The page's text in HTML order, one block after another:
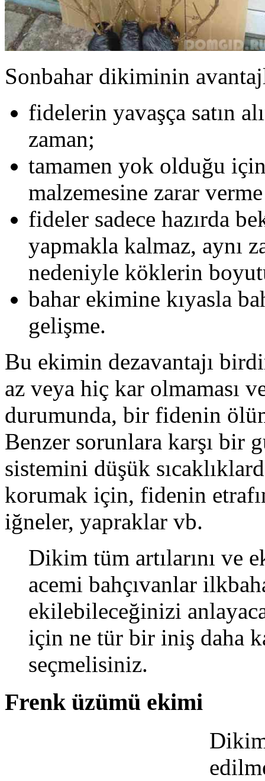
Sonbahar dikiminin
fidelerin yavaşça satın
zaman;
tamamen yok olduğu için
malzemesine zarar
fideler sadece hazırda
yapmakla kalmaz, aynı
nedeniyle köklerin
bahar ekimine kıyasla
gelişme.
Bu ekimin dezavantajı
az veya hiç kar olmaması
durumunda, bir fidenin
Benzer sorunlara karşı bir
sistemini düşük
korumak için, fidenin
iğneler, yapraklar vb.
Dikim tüm artılarını ve
acemi bahçıvanlar
ekilebileceğinizi
için ne tür bir iniş daha
seçmelisiniz.
Frenk üzümü ekimi